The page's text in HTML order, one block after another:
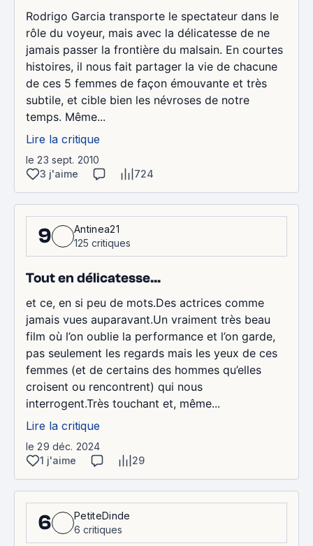
Rodrigo Garcia transporte le spectateur dans le
rôle du voyeur, mais avec la délicatesse de ne
jamais passer la frontière du malsain. En courtes
histoires, il nous fait partager la vie de chacune
de ces 5 femmes de façon émouvante et très
subtile, et cible bien les névroses de notre
temps. Même...
Lire la critique
le 23 sept. 2010
3 j'aime
724
9
Antinea21
125 critiques
Tout en délicatesse…
et ce, en si peu de mots.Des actrices comme
jamais vues auparavant.Un vraiment très beau
film où l’on oublie la performance et l’on garde,
pas seulement les regards mais les yeux de ces
femmes (et de certains des hommes qu’elles
croisent ou rencontrent) qui nous
interrogent.Très touchant et, même...
Lire la critique
le 29 déc. 2024
1 j'aime
29
6
PetiteDinde
6 critiques